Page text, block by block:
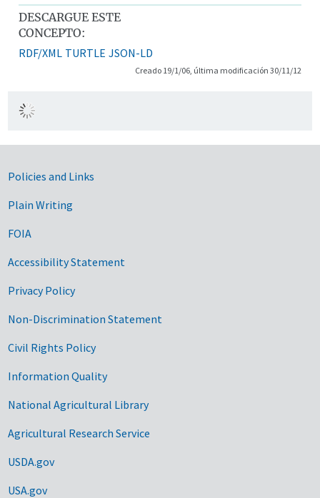
DESCARGUE ESTE
CONCEPTO:
RDF/XML TURTLE JSON-LD
Creado 19/1/06, última modificación 30/11/12
Government Links
Policies and Links
Plain Writing
FOIA
Accessibility Statement
Privacy Policy
Non-Discrimination Statement
Civil Rights Policy
Information Quality
National Agricultural Library
Agricultural Research Service
USDA.gov
USA.gov